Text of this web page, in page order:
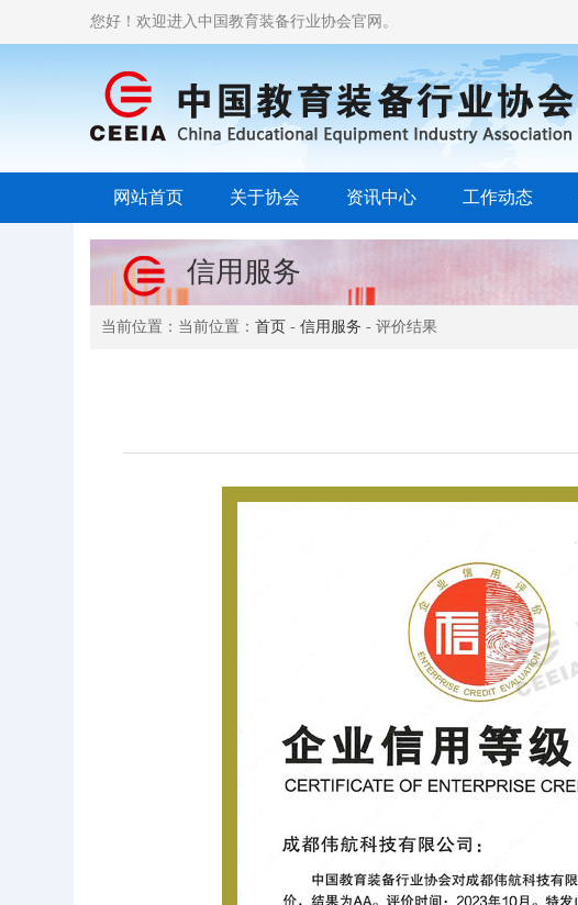
您好！欢迎进入中国教育装备行业协会官网。
网站首页 关于协会 资讯中心 工作动态
信用服务
当前位置：当前位置： 首页 - 信用服务 - 评价结果